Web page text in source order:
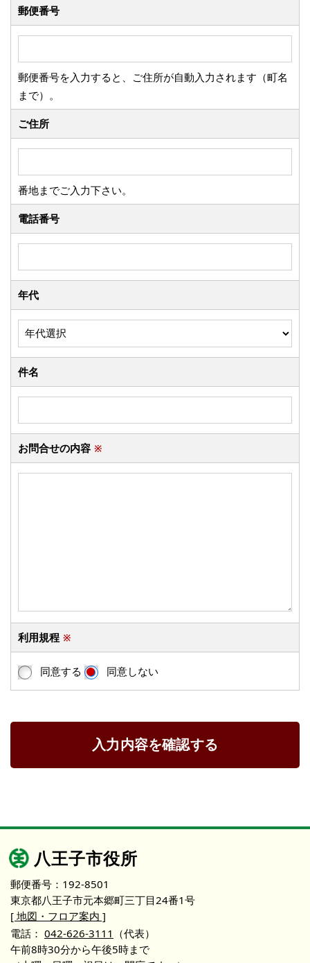
郵便番号
郵便番号を入力すると、ご住所が自動入力されます（町名
まで）。
ご住所
番地までご入力下さい。
電話番号
年代
件名
お問合せの内容 ※
利用規程 ※
同意する 同意しない
入力内容を確認する
八王子市役所
郵便番号：192-8501
東京都八王子市元本郷町三丁目24番1号
[ 地図・フロア案内 ]
電話： 042-626-3111 （代表）
午前8時30分から午後5時まで